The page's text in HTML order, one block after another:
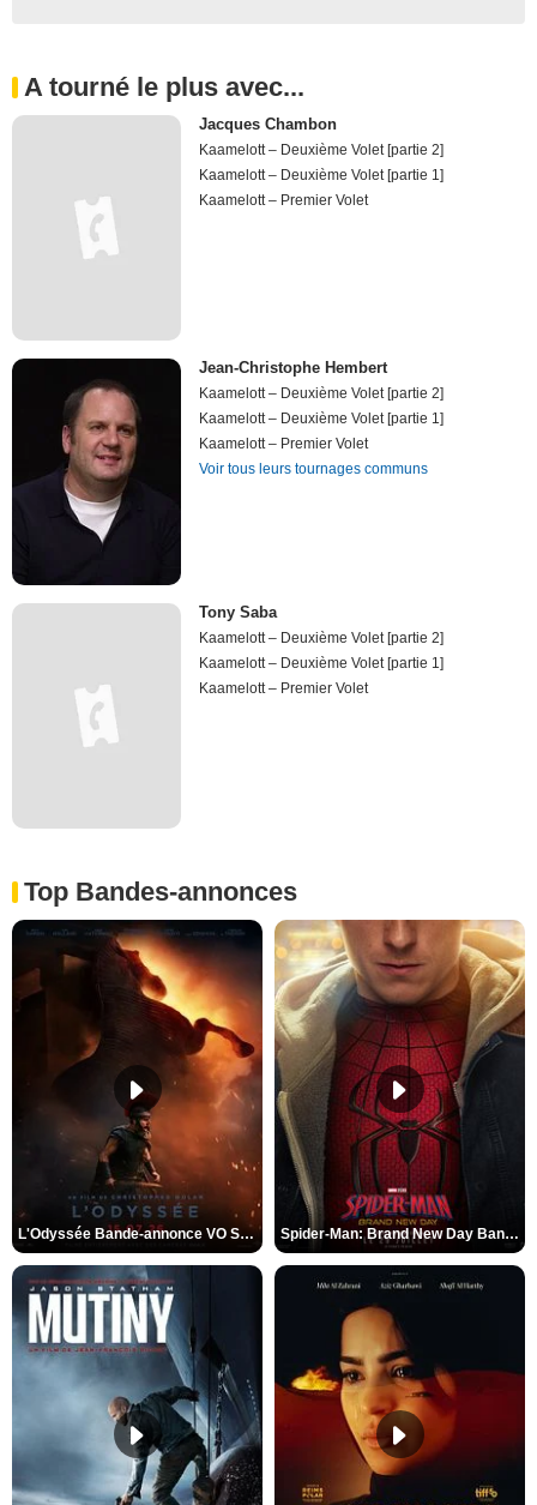
A tourné le plus avec...
Jacques Chambon
Kaamelott – Deuxième Volet [partie 2]
Kaamelott – Deuxième Volet [partie 1]
Kaamelott – Premier Volet
Jean-Christophe Hembert
Kaamelott – Deuxième Volet [partie 2]
Kaamelott – Deuxième Volet [partie 1]
Kaamelott – Premier Volet
Voir tous leurs tournages communs
Tony Saba
Kaamelott – Deuxième Volet [partie 2]
Kaamelott – Deuxième Volet [partie 1]
Kaamelott – Premier Volet
Top Bandes-annonces
L'Odyssée Bande-annonce VO STFR Spider-Man: Brand New Day Bande-annonce VO STFR